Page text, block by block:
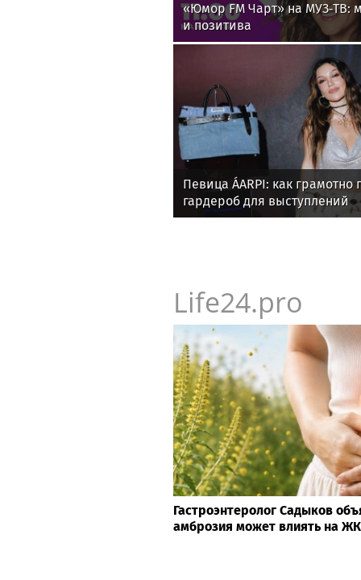
«Юмор FM Чарт» на МУЗ‑ТВ:
и позитива
Певица ÁARPI: как грамотно
гардероб для выступлений
Life24.pro
Гастроэнтеролог Садыков
амброзия может влиять на